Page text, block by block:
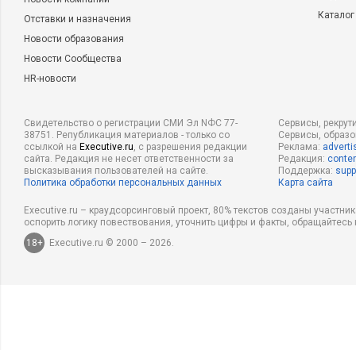
Отставки и назначения
Новости образования
Новости Сообщества
HR-новости
Свидетельство о регистрации СМИ Эл NФС 77-
38751. Републикация материалов - только со
ссылкой на Executive.ru, с разрешения редакции
сайта. Редакция не несет ответственности за
высказывания пользователей на сайте.
Политика обработки персональных данных
Сервисы,
Сервисы,
Реклама:
Редакция:
Поддержка:
Карта сайта
Executive.ru – краудсорсинговый проект, 80% текстов созданы
оспорить логику повествования, уточнить цифры и факты,
18+
Executive.ru © 2000 – 2026.